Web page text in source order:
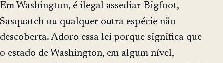
Em Washington, é ilegal assediar Bigfoot,
Sasquatch ou qualquer outra espécie não
descoberta. Adoro essa lei porque significa que
o estado de Washington, em algum nível,